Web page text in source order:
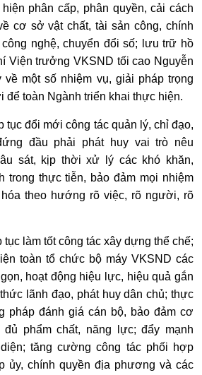
phân cấp, phân quyền, cải cách
cơ sở vật chất, tài sản công, chính
nghệ, chuyển đổi số; lưu trữ hồ
Viện trưởng VKSND tối cao Nguyễn
một số nhiệm vụ, giải pháp trọng
để toàn Ngành triển khai thực hiện.
đổi mới công tác quản lý, chỉ đạo,
đầu phải phát huy vai trò nêu
sát, kịp thời xử lý các khó khăn,
trong thực tiễn, bảo đảm mọi nhiệm
theo hướng rõ việc, rõ người, rõ
làm tốt công tác xây dựng thể chế;
toàn tổ chức bộ máy VKSND các
hoạt động hiệu lực, hiệu quả gắn
lãnh đạo, phát huy dân chủ; thực
pháp đánh giá cán bộ, bảo đảm cơ
phẩm chất, năng lực; đẩy mạnh
tăng cường công tác phối hợp
ủy, chính quyền địa phương và các